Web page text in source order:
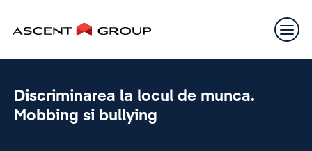
Discriminarea la locul de munca.
Mobbing si bullying